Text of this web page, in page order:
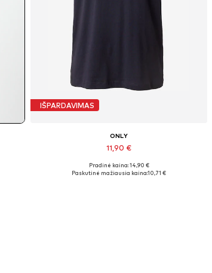
IŠPARDAVIMAS
ONLY
11,90 €
Galimi dydžiai: XS, S, M, L, XL
Pradinė kaina: 14,90 €
Paskutinė mažiausia kaina:10,71 €